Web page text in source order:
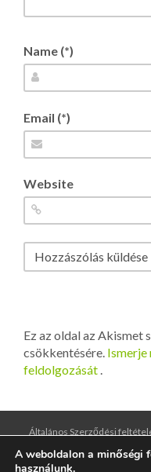
Name (*)
Email (*)
Website
Ez az oldal az Akismet
csökkentésére. Ismerje
feldolgozását
Általános Szerződési
A weboldalon a minőségi
használunk.